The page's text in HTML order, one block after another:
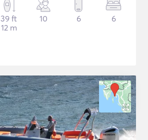
39 ft
12 m
10 6 6